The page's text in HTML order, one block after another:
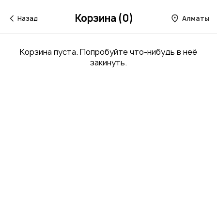
Назад Корзина (0) Алматы
Корзина пуста. Попробуйте что-нибудь в неё
закинуть.